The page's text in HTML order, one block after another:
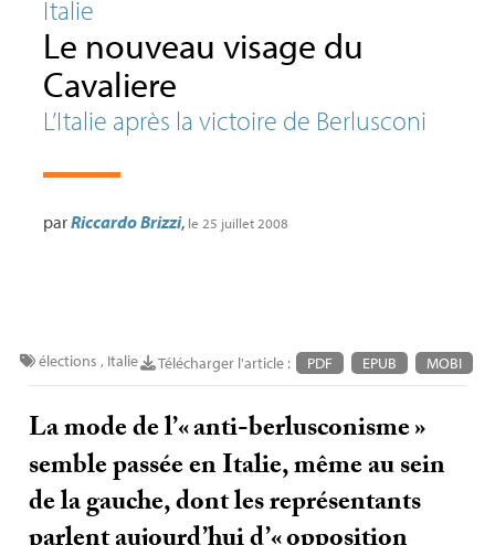
Italie
Le nouveau visage du
Cavaliere
L’Italie après la victoire de Berlusconi
parRiccardo Brizzi, le 25 juillet 2008
Télécharger l'article : PDF EPUB MOBI
élections , Italie
La mode de l’«anti-berlusconisme»
semble passée en Italie, même au sein
de la gauche, dont les représentants